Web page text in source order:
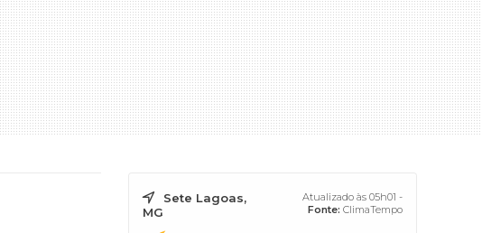
Sete Lagoas,
MG
Atualizado às 05h01 -
Fonte: ClimaTempo